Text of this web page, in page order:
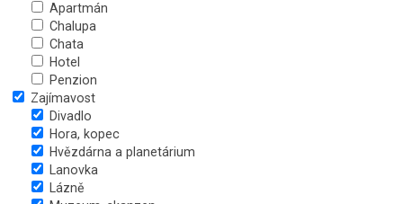
Apartmán
Chalupa
Chata
Hotel
Penzion
Zajímavost
Divadlo
Hora, kopec
Hvězdárna a planetárium
Lanovka
Lázně